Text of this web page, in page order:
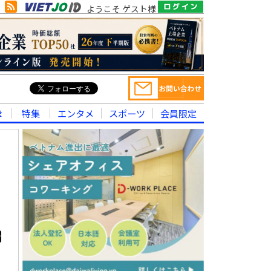
ようこそ ゲスト様
特集 エンタメ スポーツ 会員限定